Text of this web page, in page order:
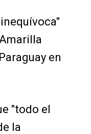
en
"todo el
la